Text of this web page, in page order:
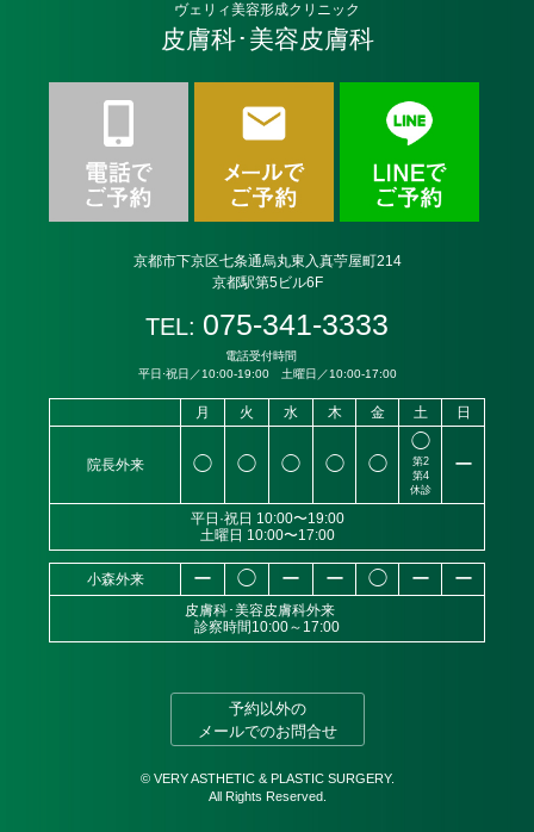
ヴェリィ美容形成クリニック
皮膚科･美容皮膚科
京都市下京区七条通烏丸東入真苧屋町214
京都駅第5ビル6F
TEL: 075-341-3333
電話受付時間
平日·祝日／10:00-19:00 土曜日／10:00-17:00
月 火 水 木 金 土 日
院長外来 ◯ ◯ ◯ ◯ ◯
◯
第2
第4
休診
ー
平日·祝日 10:00〜19:00
土曜日 10:00〜17:00
小森外来 ー ◯ ー ー ◯ ー ー
皮膚科･美容皮膚科外来
診察時間10:00～17:00
予約以外の
メールでのお問合せ
© VERY ASTHETIC & PLASTIC SURGERY.
All Rights Reserved.